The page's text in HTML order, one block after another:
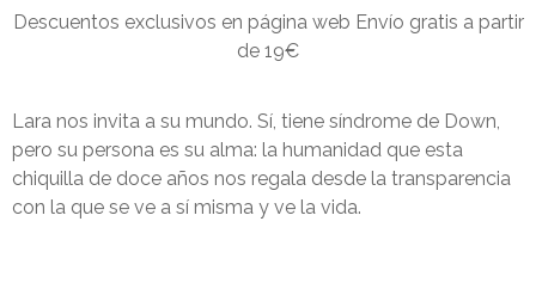
Descuentos exclusivos en página web Envío gratis a partir
de 19€
Lara nos invita a su mundo. Sí, tiene síndrome de Down,
pero su persona es su alma: la humanidad que esta
chiquilla de doce años nos regala desde la transparencia
con la que se ve a sí misma y ve la vida.